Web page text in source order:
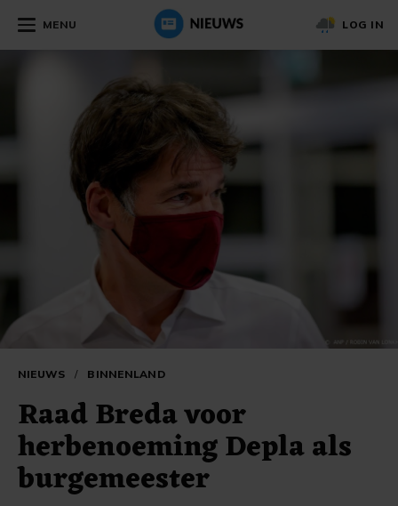
MENU LOG IN
NIEUWS / BINNENLAND
Raad Breda voor
herbenoeming Depla als
burgemeester